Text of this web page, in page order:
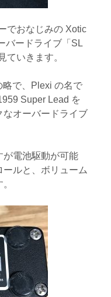
でおなじみの Xotic
バードライブ「SL
ていきます。
で、Plexi の名で
Super Lead を
なオーバードライブ
が電池駆動が可能
ルと、ボリューム